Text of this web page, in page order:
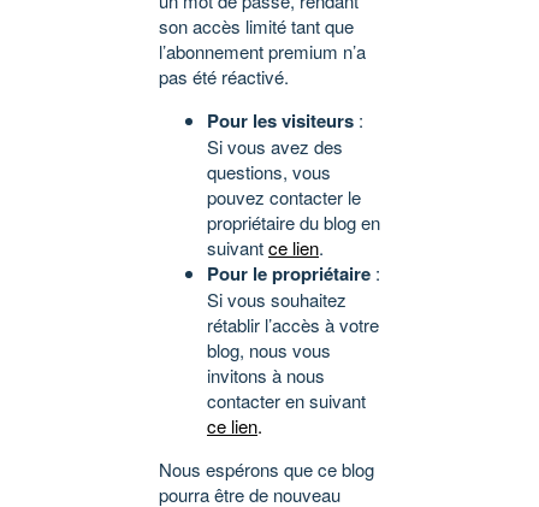
son accès limité tant que
l’abonnement premium n’a
pas été réactivé.
Pour les visiteurs :
Si vous avez des
questions, vous
pouvez contacter le
propriétaire du blog en
suivantce lien.
Pour le propriétaire :
Si vous souhaitez
rétablir l’accès à votre
blog, nous vous
invitons à nous
contacter en suivant
ce lien.
Nous espérons que ce blog
pourra être de nouveau